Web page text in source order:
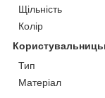
Щільність
Колір
Тип
Матеріал